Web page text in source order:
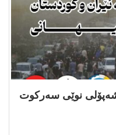
شەپۆلی نوێی سەرکوت